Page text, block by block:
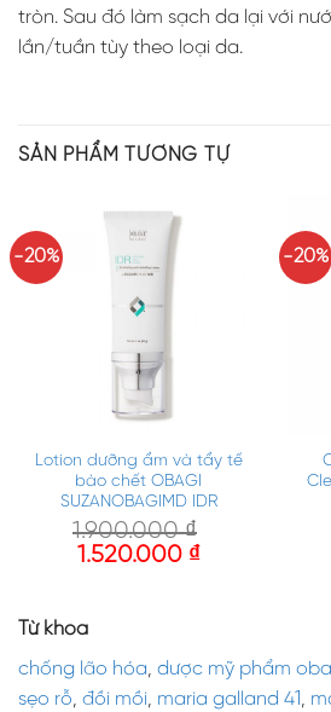
tròn. Sau đó làm sạch da lại với
lần/tuần tùy theo loại da.
SẢN PHẨM TƯƠNG TỰ
-20%
Lotion dưỡng ẩm và tẩy tế
bào chết OBAGI
SUZANOBAGIMD IDR
1.900.000₫
1.520.000 ₫
-20%
Từ khóa
chống lão hóa, dược mỹ phẩm
sẹo rỗ, đồi mồi, maria galland 41,